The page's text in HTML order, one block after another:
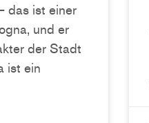
das ist einer
und er
der Stadt
ist ein